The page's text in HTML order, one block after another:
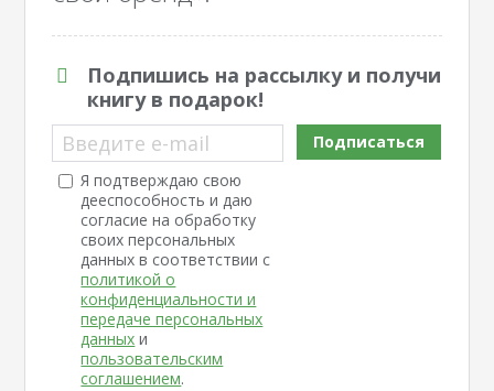
Подпишись на рассылку и получи
книгу в подарок!
Введите e-mail
Я подтверждаю свою
дееспособность и даю
согласие на обработку
своих персональных
данных в соответствии с
политикой о
конфиденциальности и
передаче персональных
данных и
пользовательским
соглашением.
Подписаться